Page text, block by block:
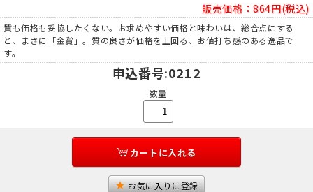
販売価格：864円(税込)
質も価格も妥協したくない。お求めやすい価格と味わいは、総合点にする
と、まさに「金賞」。質の良さが価格を上回る、お値打ち感のある逸品で
す。
申込番号:0212
数量
カートに入れる
お気に入りに登録